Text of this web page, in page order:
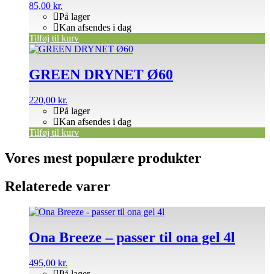
85,00 kr.
På lager
Kan afsendes i dag
Tilføj til kurv
GREEN DRYNET Ø60
220,00 kr.
På lager
Kan afsendes i dag
Tilføj til kurv
Vores mest populære produkter
Relaterede varer
Ona Breeze – passer til ona gel 4l
495,00 kr.